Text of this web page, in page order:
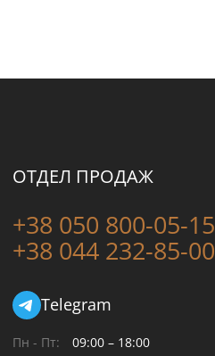
ОТДЕЛ ПРОДАЖ
+38 050 800-05-15
+38 044 232-85-00
Telegram
Пн - Пт: 09:00 – 18:00